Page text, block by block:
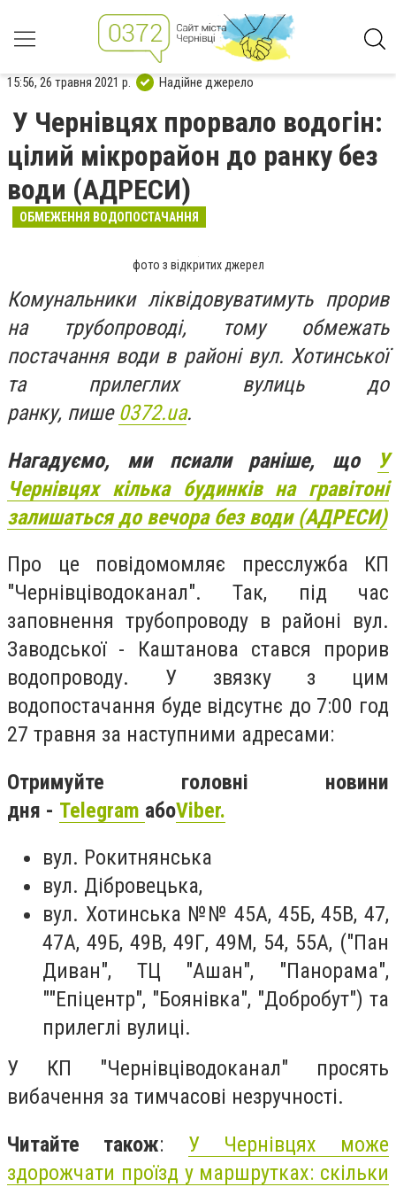
15:56, 26 травня 2021 р. Надійне джерело
У Чернівцях прорвало водогін:
цілий мікрорайон до ранку без
води (АДРЕСИ)
ОБМЕЖЕННЯ ВОДОПОСТАЧАННЯ
фото з відкритих джерел
Комунальники ліквідовуватимуть прорив
на трубопроводі, тому обмежать
постачання води в районі вул. Хотинської
та прилеглих вулиць до
ранку, пише 0372.ua.
Нагадуємо, ми псиали раніше, що
У
Чернівцях кілька будинків на гравітоні
залишаться до вечора без води (АДРЕСИ)
Про це повідомомляє пресслужба КП
"Чернівціводоканал". Так, під час
заповнення трубопроводу в районі вул.
Заводської - Каштанова стався прорив
водопроводу. У звязку з цим
водопостачання буде відсутнє до 7:00 год
27 травня за наступними адресами:
Отримуйте головні новини
дня - Telegram абоViber.
вул. Рокитнянська
вул. Дібровецька,
вул. Хотинська №№ 45А, 45Б, 45В, 47,
47А, 49Б, 49В, 49Г, 49М, 54, 55А, ("Пан
Диван", ТЦ "Ашан", "Панорама",
""Епіцентр", "Боянівка", "Добробут") та
прилеглі вулиці.
У КП "Чернівціводоканал" просять
вибачення за тимчасові незручності.
Читайте також: У Чернівцях може
здорожчати проїзд у маршрутках: скільки